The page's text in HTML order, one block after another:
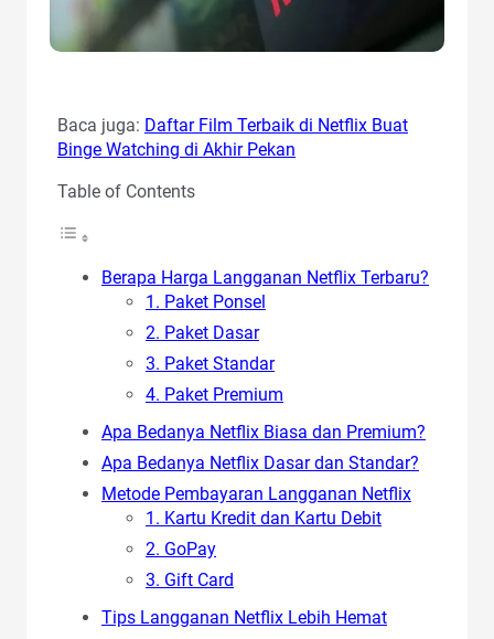
Baca juga: Daftar Film Terbaik di Netflix Buat
Binge Watching di Akhir Pekan
Table of Contents
Berapa Harga Langganan Netflix Terbaru?
1. Paket Ponsel
2. Paket Dasar
3. Paket Standar
4. Paket Premium
Apa Bedanya Netflix Biasa dan Premium?
Apa Bedanya Netflix Dasar dan Standar?
Metode Pembayaran Langganan Netflix
1. Kartu Kredit dan Kartu Debit
2. GoPay
3. Gift Card
Tips Langganan Netflix Lebih Hemat